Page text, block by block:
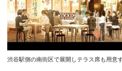
渋谷駅側の南街区で展開しテラス席も用意